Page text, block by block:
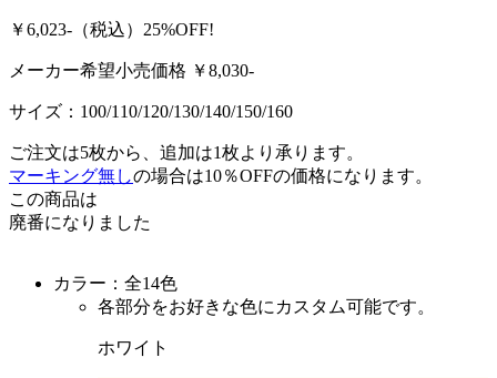
￥6,023- （税込） 25%OFF!
メーカー希望小売価格 ￥8,030-
サイズ： 100/110/120/130/140/150/160
ご注文は5枚から、追加は1枚より承ります。
マーキング無しの場合は10％OFFの価格になります。
この商品は
廃番になりました
カラー：全14色
各部分をお好きな色にカスタム可能です。
ホワイト